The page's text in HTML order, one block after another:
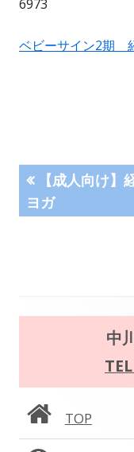
6973
ベビーサイン2期
投
稿
ゲ
シ
ョ
前
の
【成人向け】
ヨガ
ン
サ
中
TOP